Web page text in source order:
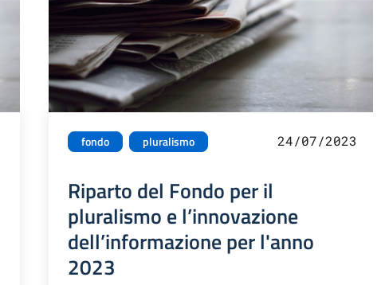
fondo pluralismo 24/07/2023
Riparto del Fondo per il
pluralismo e l’innovazione
dell’informazione per l'anno
2023